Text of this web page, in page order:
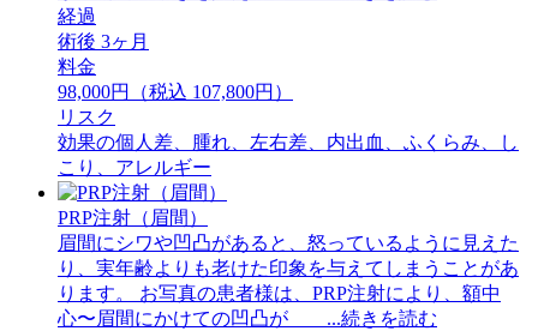
経過
術後 3ヶ月
料金
98,000円（税込 107,800円）
リスク
効果の個人差、腫れ、左右差、内出血、ふくらみ、し
こり、アレルギー
PRP注射（眉間）
眉間にシワや凹凸があると、怒っているように見えた
り、実年齢よりも老けた印象を与えてしまうことがあ
ります。 お写真の患者様は、PRP注射により、額中
心〜眉間にかけての凹凸が ...続きを読む